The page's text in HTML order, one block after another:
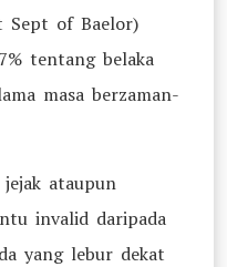
Sept of Baelor)
tentang belaka
masa berzaman-
ataupun
invalid daripada
yang lebur dekat